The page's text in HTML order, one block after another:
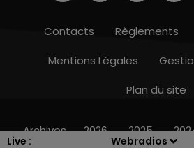
Live : Webradios
16h00 - 20h00
Contacts Règlements
Mentions Légales
Plan du site
Archives 2026 2025